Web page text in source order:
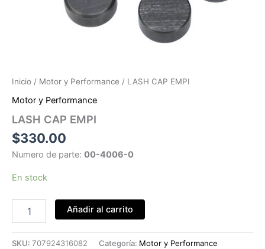
Inicio / Motor y Performance / LASH CAP EMPI
Motor y Performance
LASH CAP EMPI
$330.00
Numero de parte: 00-4006-0
En stock
cantidad
Añadir al carrito
SKU: 707924316082 Categoría: Motor y Performance